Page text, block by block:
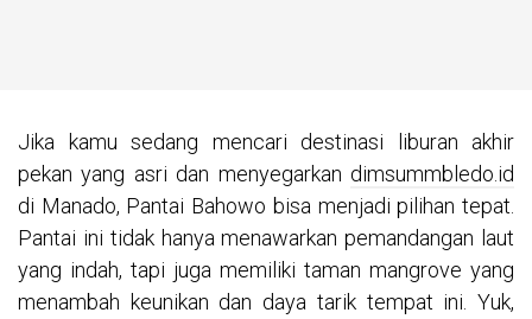
Jika kamu sedang mencari destinasi liburan akhir
pekan yang asri dan menyegarkan dimsummbledo.id
di Manado, Pantai Bahowo bisa menjadi pilihan tepat.
Pantai ini tidak hanya menawarkan pemandangan laut
yang indah, tapi juga memiliki taman mangrove yang
menambah keunikan dan daya tarik tempat ini. Yuk,